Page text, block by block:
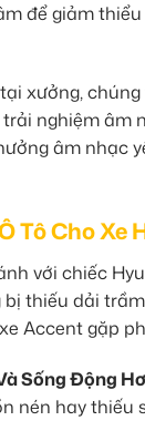
để giảm
xưởng,
nghiệm âm
âm nhạc
Tô Cho
với chiếc
thiếu dải
Accent gặp
Sống Động
nén hay thiếu